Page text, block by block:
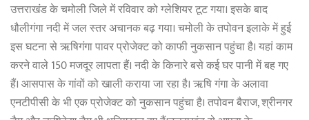
उत्तराखंड के चमोली जिले में रविवार को ग्लेशियर टूट गया। इसके बाद
धौलीगंगा नदी में जल स्तर अचानक बढ़ गया। चमोली के तपोवन इलाके में हुई
इस घटना से ऋषिगंगा पावर प्रोजेक्ट को काफी नुकसान पहुंचा है। यहां काम
करने वाले 150 मजदूर लापता हैं। नदी के किनारे बसे कई घर पानी में बह गए
हैं। आसपास के गांवों को खाली कराया जा रहा है। ऋषि गंगा के अलावा
एनटीपीसी के भी एक प्रोजेक्ट को नुकसान पहुंचा है। तपोवन बैराज, श्रीनगर